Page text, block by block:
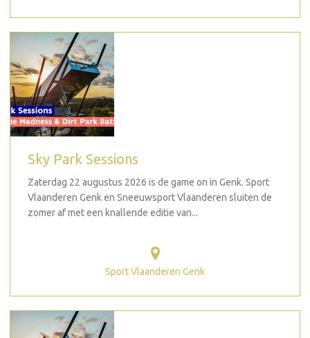
Sky Park Sessions
Zaterdag 22 augustus 2026 is de game on in Genk. Sport
Vlaanderen Genk en Sneeuwsport Vlaanderen sluiten de
zomer af met een knallende editie van...
Sport Vlaanderen Genk